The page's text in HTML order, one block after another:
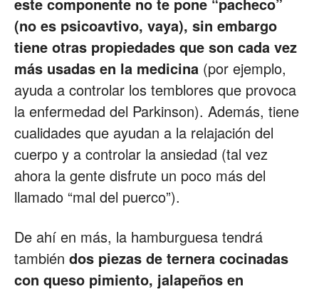
(no es psicoavtivo, vaya), sin embargo
tiene otras propiedades que son cada vez
más usadas en la medicina (por ejemplo,
ayuda a controlar los temblores que provoca
la enfermedad del Parkinson). Además, tiene
cualidades que ayudan a la relajación del
cuerpo y a controlar la ansiedad (tal vez
ahora la gente disfrute un poco más del
llamado “mal del puerco”).
De ahí en más, la hamburguesa tendrá
también dos piezas de ternera cocinadas
con queso pimiento, jalapeños en